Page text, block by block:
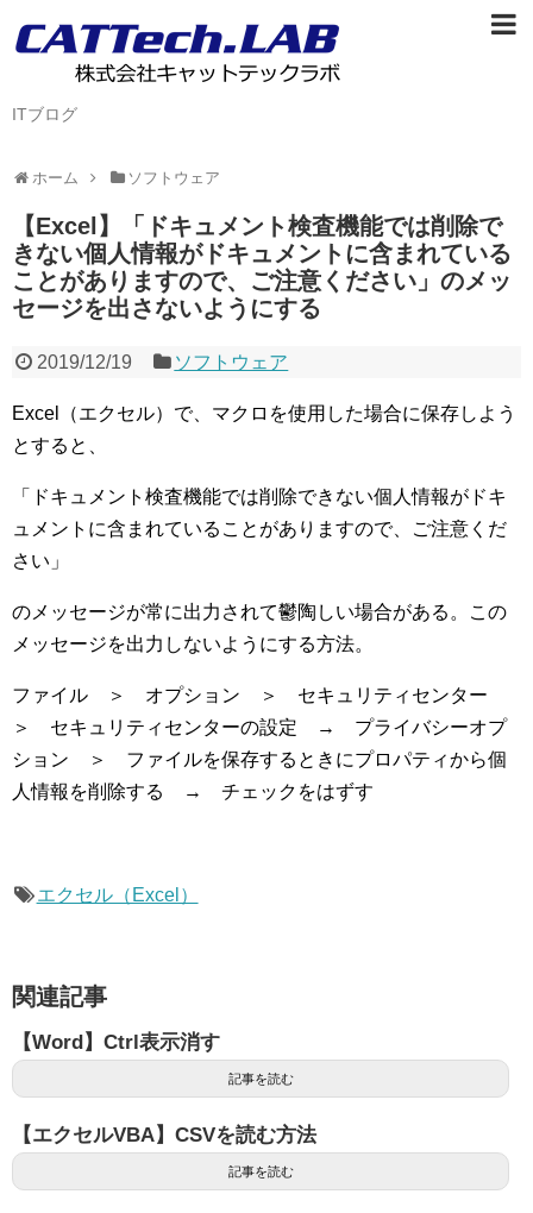
ITブログ
ホーム ソフトウェア
【Excel】「ドキュメント検査機能では削除で
きない個人情報がドキュメントに含まれている
ことがありますので、ご注意ください」のメッ
セージを出さないようにする
2019/12/19 ソフトウェア
Excel（エクセル）で、マクロを使用した場合に保存しよう
とすると、
「ドキュメント検査機能では削除できない個人情報がドキ
ュメントに含まれていることがありますので、ご注意くだ
さい」
のメッセージが常に出力されて鬱陶しい場合がある。この
メッセージを出力しないようにする方法。
ファイル ＞ オプション ＞ セキュリティセンター
＞ セキュリティセンターの設定 → プライバシーオプ
ション ＞ ファイルを保存するときにプロパティから個
人情報を削除する → チェックをはずす
エクセル（Excel）
関連記事
【Word】Ctrl表示消す
記事を読む
【エクセルVBA】CSVを読む方法
記事を読む